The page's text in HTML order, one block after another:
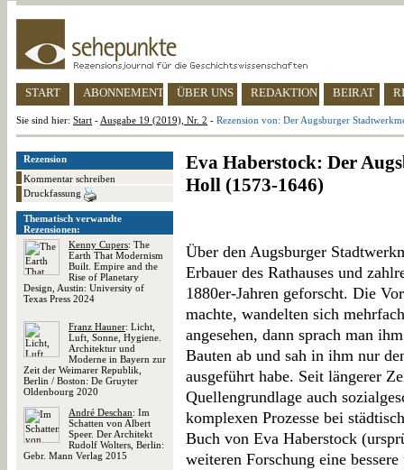
START ABONNEMENT ÜBER UNS REDAKTION BEIRAT
Sie sind hier: Start - Ausgabe 19 (2019), Nr. 2 - Rezension von: Der Augsburger
Rezension
Kommentar schreiben
Druckfassung
Thematisch verwandte
Rezensionen:
Kenny Cupers: The
Earth That Modernism
Built. Empire and the
Rise of Planetary
Design, Austin: University of
Texas Press 2024
Franz Hauner: Licht,
Luft, Sonne, Hygiene.
Architektur und
Moderne in Bayern zur
Zeit der Weimarer Republik,
Berlin / Boston: De Gruyter
Oldenbourg 2020
André Deschan: Im
Schatten von Albert
Speer. Der Architekt
Rudolf Wolters, Berlin:
Gebr. Mann Verlag 2015
Eva Haberstock: Der
Holl (1573-1646)
Über den Augsburger
Erbauer des Rathauses und
1880er-Jahren geforscht. Die
machte, wandelten sich
angesehen, dann sprach man
Bauten ab und sah in ihm nur
ausgeführt habe. Seit längerer
Quellengrundlage auch
komplexen Prozesse bei
Buch von Eva Haberstock
weiteren Forschung eine